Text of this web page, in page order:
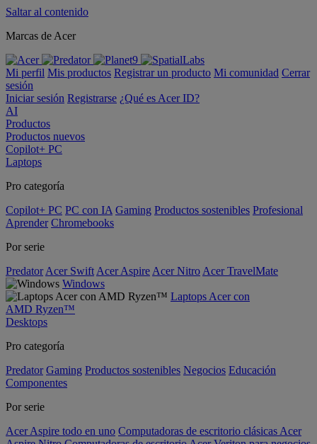
Saltar al contenido
Marcas de Acer
Mi perfil Mis productos Registrar un producto Mi comunidad Cerrar
sesión
Iniciar sesión Registrarse ¿Qué es Acer ID?
AI
Productos
Productos nuevos
Copilot+ PC
Laptops
Pro categoría
Copilot+ PC PC con IA Gaming Productos sostenibles Profesional
Aprender Chromebooks
Por serie
Predator Acer Swift Acer Aspire Acer Nitro Acer TravelMate
Windows
Laptops Acer con
AMD Ryzen™
Desktops
Pro categoría
Predator Gaming Productos sostenibles Negocios Educación
Componentes
Por serie
Acer Aspire todo en uno Computadoras de escritorio clásicas Acer